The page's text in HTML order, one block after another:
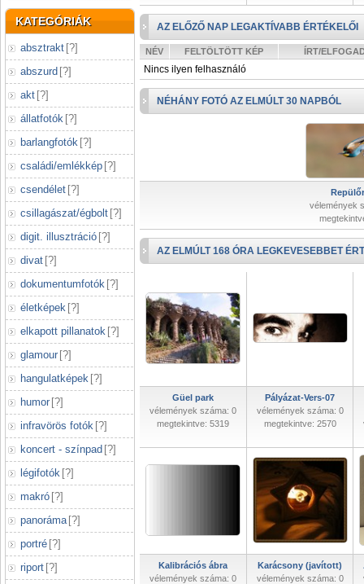
KATEGÓRIÁK
absztrakt [?]
abszurd [?]
akt [?]
állatfotók [?]
barlangfotók [?]
családi/emlékkép [?]
csendélet [?]
csillagászat/égbolt [?]
digit. illusztráció [?]
divat [?]
dokumentumfotók [?]
életképek [?]
elkapott pillanatok [?]
glamour [?]
hangulatképek [?]
humor [?]
infravörös fotók [?]
koncert - színpad [?]
légifotók [?]
makró [?]
panoráma [?]
portré [?]
riport [?]
AZ ELŐZŐ NAP LEGAKTÍVABB ÉRTÉKELŐI
NÉV FELTÖLTÖTT KÉP ÍRT/
Nincs ilyen felhasználó
NÉHÁNY FOTÓ AZ ELMÚLT 30 NAPBÓL
vélemények
AZ ELMÚLT 168 ÓRA LEGKEVESEBBET
Güel park
vélemények száma: 0
megtekintve: 5319
Pályázat-Vers-07
vélemények száma: 0
megtekintve: 2570
Kalibrációs ábra
vélemények száma: 0
Karácsony (javított)
vélemények száma: 0